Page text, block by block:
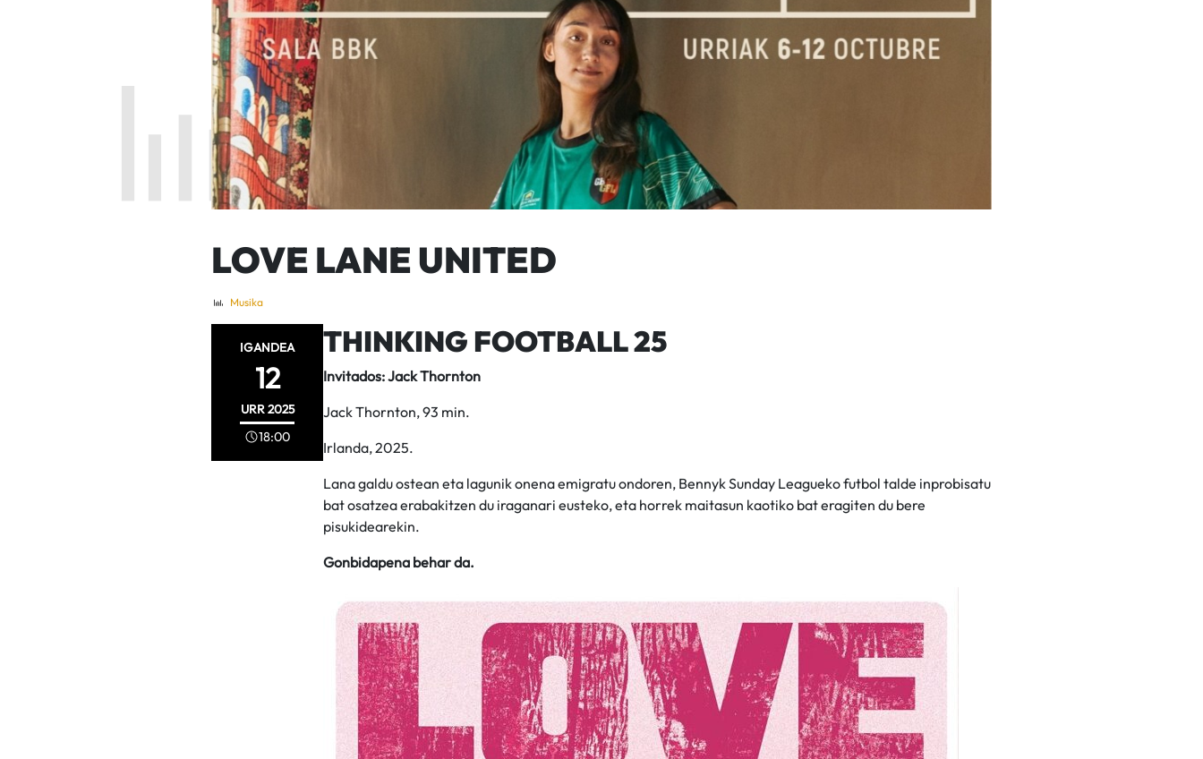
LOVE LANE UNITED
Musika
IGANDEA
12
URR2025
18:00
THINKING FOOTBALL 25
Invitados: Jack Thornton
Jack Thornton, 93 min.
Irlanda, 2025.
Lana galdu ostean eta lagunik onena emigratu ondoren, Bennyk Sunday Leagueko futbol talde inprobisatu
bat osatzea erabakitzen du iraganari eusteko, eta horrek maitasun kaotiko bat eragiten du bere
pisukidearekin.
Gonbidapena behar da.